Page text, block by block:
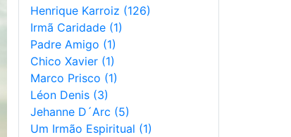
Henrique Karroiz (126)
Irmã Caridade (1)
Padre Amigo (1)
Chico Xavier (1)
Marco Prisco (1)
Léon Denis (3)
Jehanne D´Arc (5)
Um Irmão Espiritual (1)